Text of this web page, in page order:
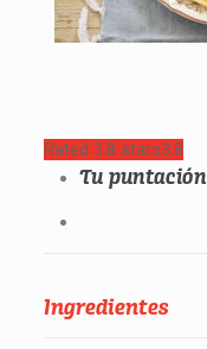
Rated 3.8 stars3.8
Tu puntación
Ingredientes